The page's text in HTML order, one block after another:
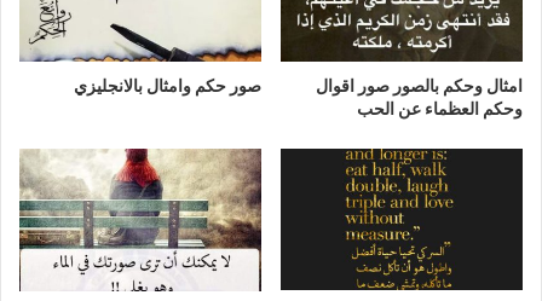
امثال وحكم بالصور صور اقوال
وحكم العظماء عن الحب
صور حكم وامثال بالانجليزي